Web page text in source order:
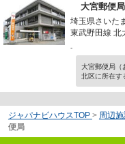
大宮郵便局
埼玉県さいた
東武野田線 北
-
大宮郵便局（
北区に所在す
ジャパナビハウスTOP > 周辺
便局